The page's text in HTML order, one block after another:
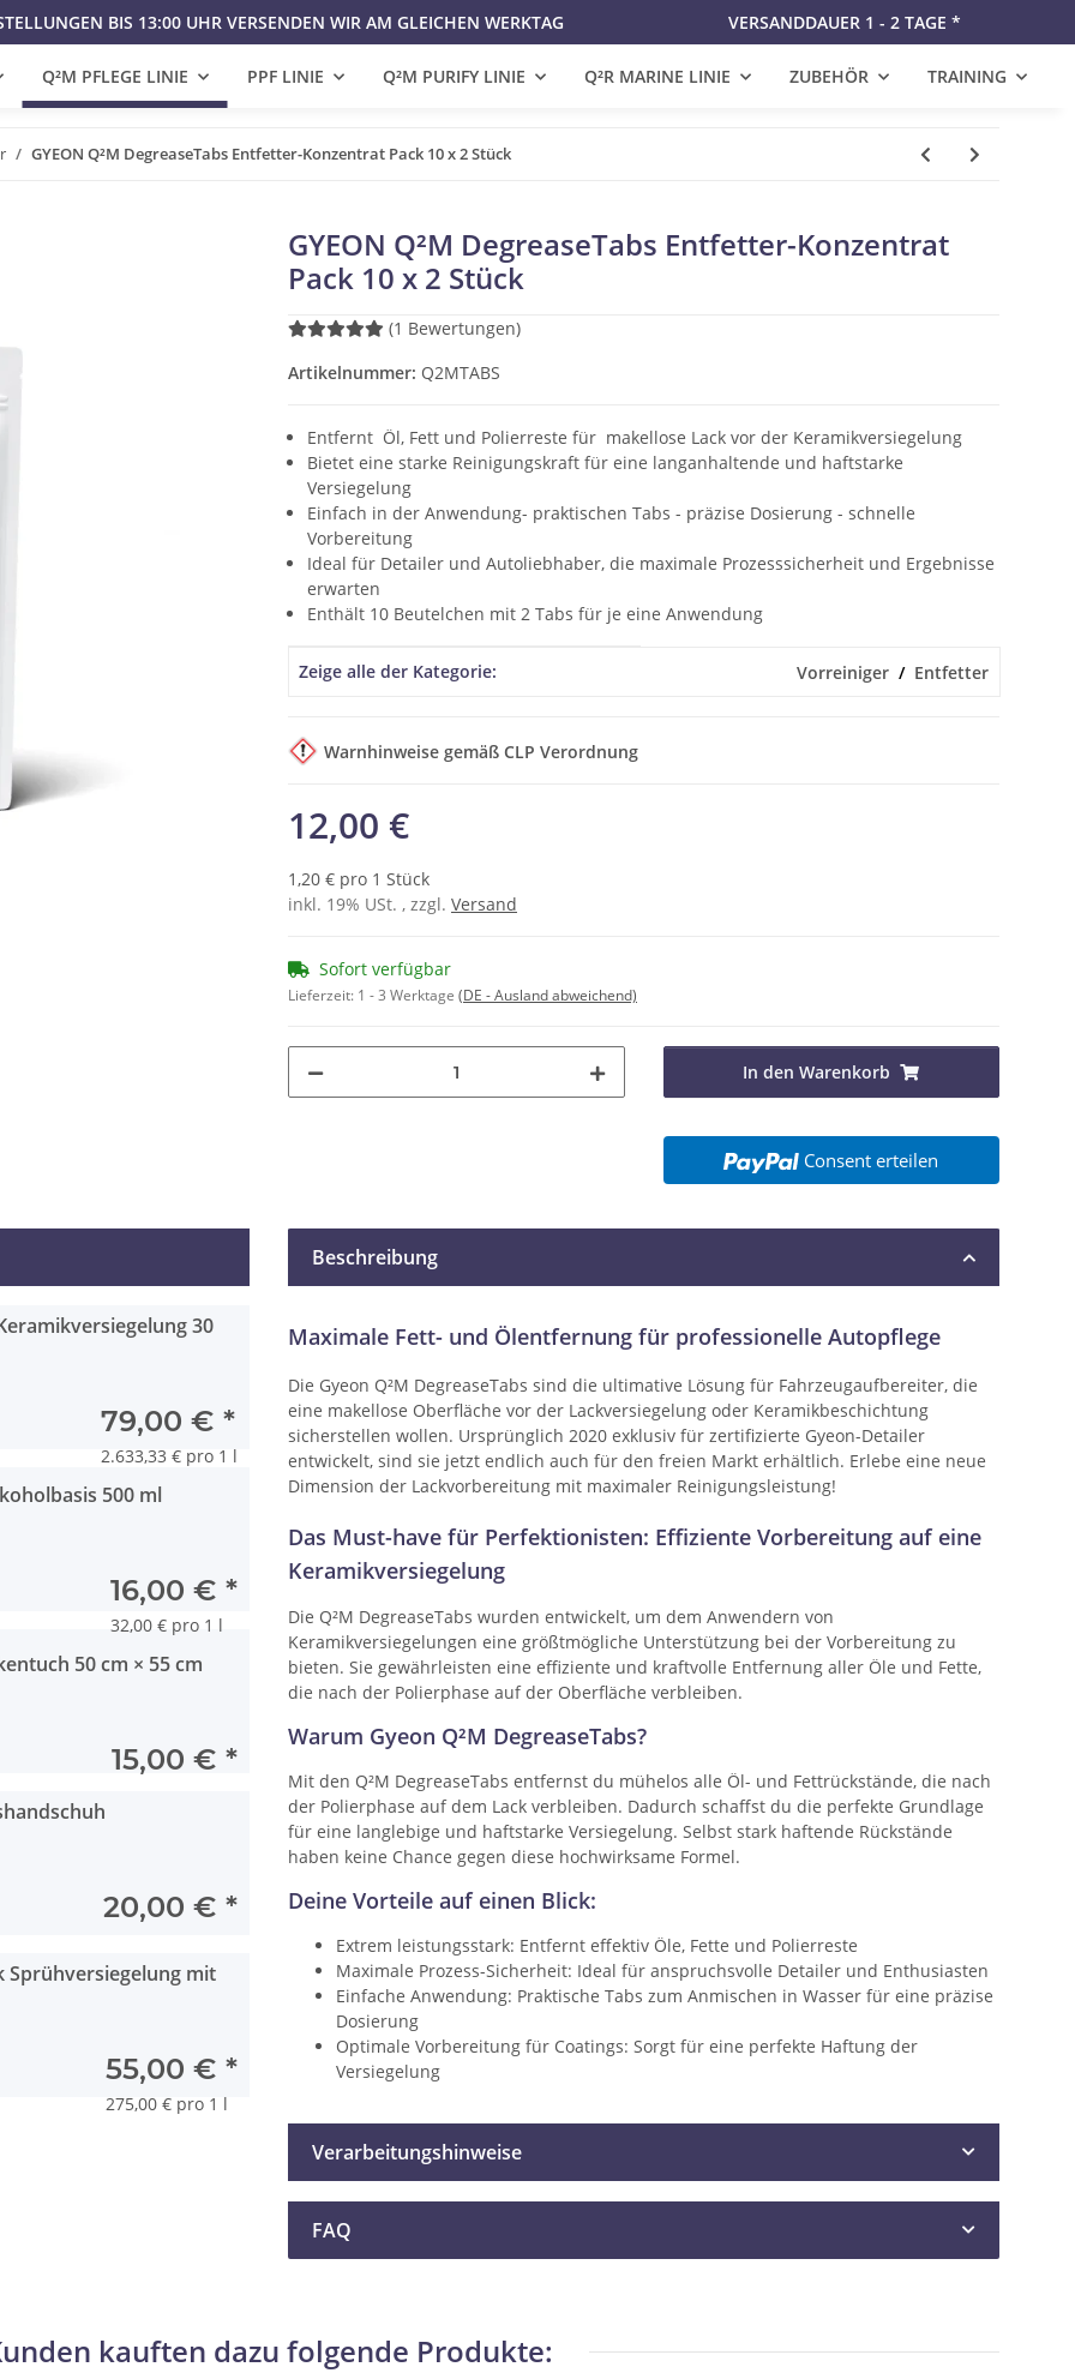
BIS 13:00 UHR VERSENDEN WIR AM GLEICHEN WERKTAG VERSANDDAUER 1 - 2 TAGE *
Q²M PFLEGE LINIE PPF LINIE Q²M PURIFY LINIE Q²R MARINE LINIE ZUBEHÖR TRAINING
GYEON Q²M DegreaseTabs Entfetter-Konzentrat Pack 10 x 2 Stück
GYEON Q²M DegreaseTabs Entfetter-Konzentrat
Pack 10 x 2 Stück
(1 Bewertungen)
Artikelnummer: Q2MTABS
Entfernt Öl, Fett und Polierreste für makellose Lack vor der Keramikversiegelung
Bietet eine starke Reinigungskraft für eine langanhaltende und haftstarke
Versiegelung
Einfach in der Anwendung- praktischen Tabs - präzise Dosierung - schnelle
Vorbereitung
Ideal für Detailer und Autoliebhaber, die maximale Prozesssicherheit und Ergebnisse
erwarten
Enthält 10 Beutelchen mit 2 Tabs für je eine Anwendung
Produkteigenschaft
Wert
Zeige alle der Kategorie: Vorreiniger Entfetter
Warnhinweise gemäß CLP Verordnung
12,00 €
1,20 € pro 1 Stück
inkl. 19% USt. , zzgl. Versand
Sofort verfügbar
Lieferzeit: 1 - 3 Werktage (DE - Ausland abweichend)
In den Warenkorb
Consent erteilen
Beschreibung
Maximale Fett- und Ölentfernung für professionelle Autopflege
Die Gyeon Q²M DegreaseTabs sind die ultimative Lösung für Fahrzeugaufbereiter, die
eine makellose Oberfläche vor der Lackversiegelung oder Keramikbeschichtung
sicherstellen wollen. Ursprünglich 2020 exklusiv für zertifizierte Gyeon-Detailer
entwickelt, sind sie jetzt endlich auch für den freien Markt erhältlich. Erlebe eine neue
Dimension der Lackvorbereitung mit maximaler Reinigungsleistung!
Das Must-have für Perfektionisten: Effiziente Vorbereitung auf eine
Keramikversiegelung
Die Q²M DegreaseTabs wurden entwickelt, um dem Anwendern von
Keramikversiegelungen eine größtmögliche Unterstützung bei der Vorbereitung zu
bieten. Sie gewährleisten eine effiziente und kraftvolle Entfernung aller Öle und Fette,
die nach der Polierphase auf der Oberfläche verbleiben.
Warum Gyeon Q²M DegreaseTabs?
Mit den Q²M DegreaseTabs entfernst du mühelos alle Öl- und Fettrückstände, die nach
der Polierphase auf dem Lack verbleiben. Dadurch schaffst du die perfekte Grundlage
für eine langlebige und haftstarke Versiegelung. Selbst stark haftende Rückstände
haben keine Chance gegen diese hochwirksame Formel.
Deine Vorteile auf einen Blick:
Extrem leistungsstark: Entfernt effektiv Öle, Fette und Polierreste
Maximale Prozess-Sicherheit: Ideal für anspruchsvolle Detailer und Enthusiasten
Einfache Anwendung: Praktische Tabs zum Anmischen in Wasser für eine präzise
Dosierung
Optimale Vorbereitung für Coatings: Sorgt für eine perfekte Haftung der
Versiegelung
Verarbeitungshinweise
FAQ
30
79,00 € *
2.633,33 € pro 1 l
500 ml
16,00 € *
32,00 € pro 1 l
50 cm × 55 cm
15,00 € *
20,00 € *
Sprühversiegelung mit
55,00 € *
275,00 € pro 1 l
kauften dazu folgende Produkte: